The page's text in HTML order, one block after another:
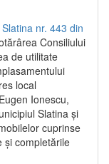
nr. 443 din
Consiliului
de utilitate
local
Ionescu,
Slatina şi
cuprinse
şi completările